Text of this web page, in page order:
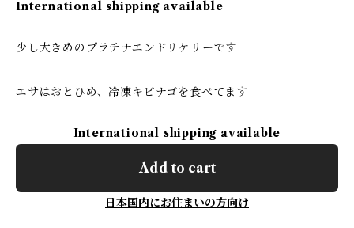
International shipping available
少し大きめのプラチナエンドリケリーです
エサはおとひめ、冷凍キビナゴを食べてます
International shipping available
Add to cart
日本国内にお住まいの方向け